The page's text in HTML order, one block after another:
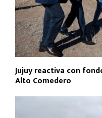
Jujuy reactiva con
Alto Comedero